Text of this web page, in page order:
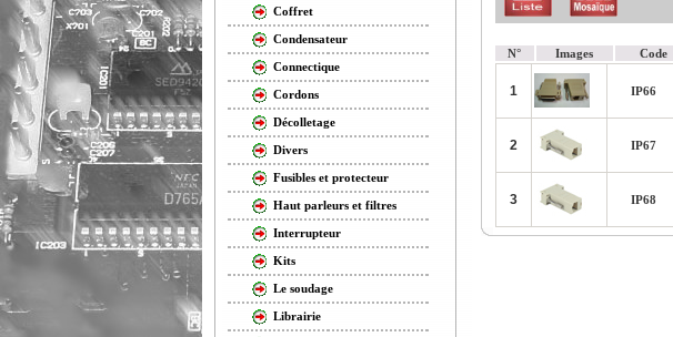
Coffret
Condensateur
Connectique
Cordons
Décolletage
Divers
Fusibles et protecteur
Haut parleurs et filtres
Interrupteur
Kits
Le soudage
Librairie
N° Images Code
1 IP66
2 IP67
3 IP68